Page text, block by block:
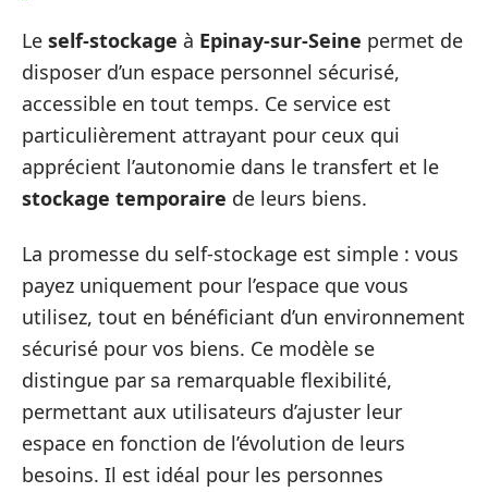
Le self-stockage à Epinay-sur-Seine permet de
disposer d’un espace personnel sécurisé,
accessible en tout temps. Ce service est
particulièrement attrayant pour ceux qui
apprécient l’autonomie dans le transfert et le
stockage temporaire de leurs biens.
La promesse du self-stockage est simple : vous
payez uniquement pour l’espace que vous
utilisez, tout en bénéficiant d’un environnement
sécurisé pour vos biens. Ce modèle se
distingue par sa remarquable flexibilité,
permettant aux utilisateurs d’ajuster leur
espace en fonction de l’évolution de leurs
besoins. Il est idéal pour les personnes